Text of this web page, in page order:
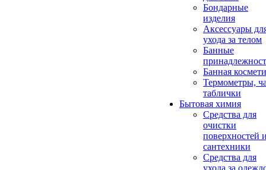
Бондарные
изделия
Аксеcсуары
ухода за телом
Банные
Банная
Термометры,
таблички
Бытовая химия
Средства для
очистки
поверхностей
сантехники
Средства для
ухода за